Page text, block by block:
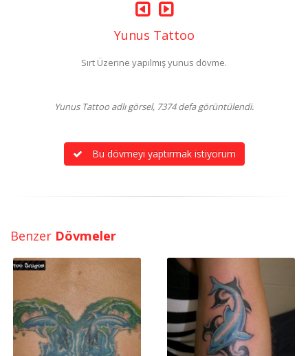
Yunus Tattoo
Sırt Üzerine yapılmış yunus dövme.
Yunus Tattoo adlı görsel, 7374 defa görüntülendi.
Bu dövmeyi yaptırmak istiyorum
Benzer Dövmeler